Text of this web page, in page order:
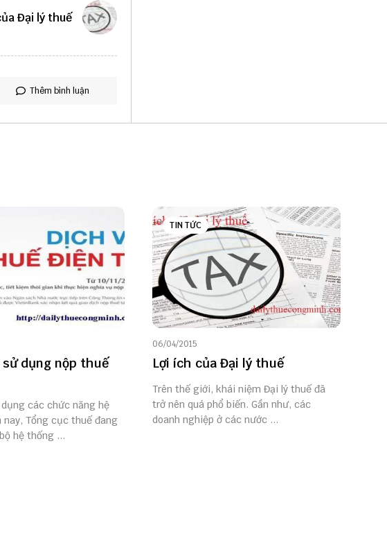
Đại lý thuế
Thêm bình luận
sử dụng nộp thuế
các chức năng hệ
Tổng cục thuế đang
hệ thống ...
TIN TỨC
06/04/2015
Lợi ích của Đại lý thuế
Trên thế giới, khái niệm Đại lý thuế đã
trở nên quá phổ biến. Gần như, các
doanh nghiệp ở các nước ...